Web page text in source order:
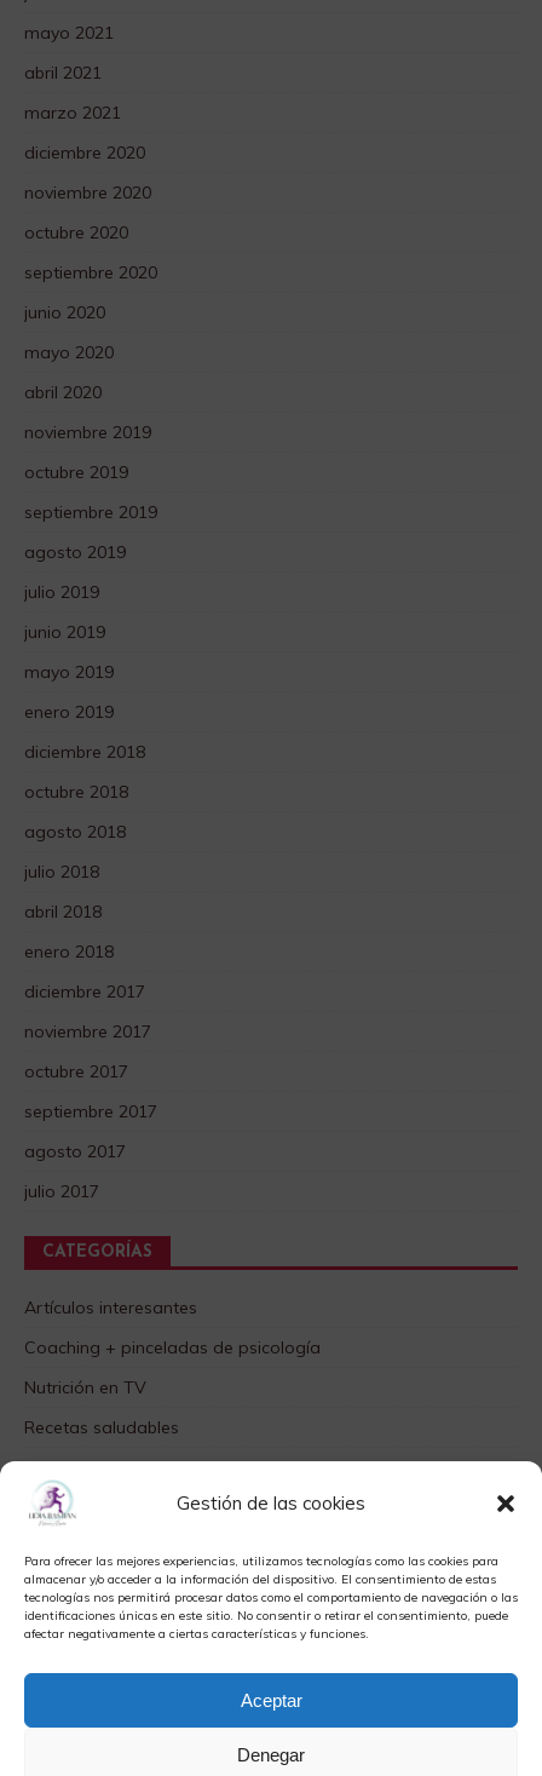
Gestión de las cookies
Para ofrecer las mejores experiencias, utilizamos tecnologías como las cookies para
almacenar y/o acceder a la información del dispositivo. El consentimiento de estas
tecnologías nos permitirá procesar datos como el comportamiento de navegación o las
identificaciones únicas en este sitio. No consentir o retirar el consentimiento, puede
afectar negativamente a ciertas características y funciones.
Aceptar
Denegar
mayo 2021
abril 2021
marzo 2021
diciembre 2020
noviembre 2020
octubre 2020
septiembre 2020
junio 2020
mayo 2020
abril 2020
noviembre 2019
octubre 2019
septiembre 2019
agosto 2019
julio 2019
junio 2019
mayo 2019
enero 2019
diciembre 2018
octubre 2018
agosto 2018
julio 2018
abril 2018
enero 2018
diciembre 2017
noviembre 2017
octubre 2017
septiembre 2017
agosto 2017
julio 2017
CATEGORÍAS
Artículos interesantes
Coaching + pinceladas de psicología
Nutrición en TV
Recetas saludables
SABORES DIFERENTES
Videos TOP
META
Acceder